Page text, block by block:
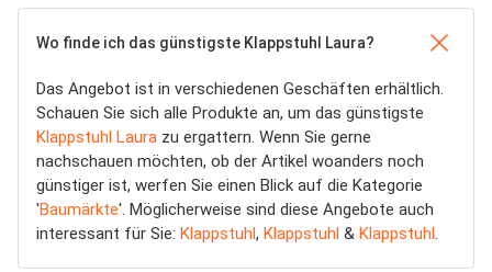
Wo finde ich das günstigste Klappstuhl Laura?
Das Angebot ist in verschiedenen Geschäften erhältlich.
Schauen Sie sich alle Produkte an, um das günstigste
Klappstuhl Laura zu ergattern. Wenn Sie gerne
nachschauen möchten, ob der Artikel woanders noch
günstiger ist, werfen Sie einen Blick auf die Kategorie
'Baumärkte'. Möglicherweise sind diese Angebote auch
interessant für Sie: Klappstuhl, Klappstuhl & Klappstuhl.